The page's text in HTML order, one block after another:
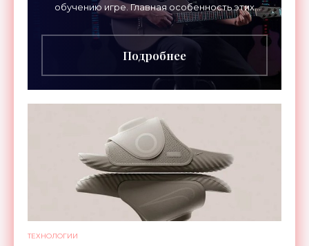
обучению игре. Главная особенность этих
инструментов – встроенная RGB-подсветка
грифа. Светодиоды
Подробнее
ТЕХНОЛОГИИ